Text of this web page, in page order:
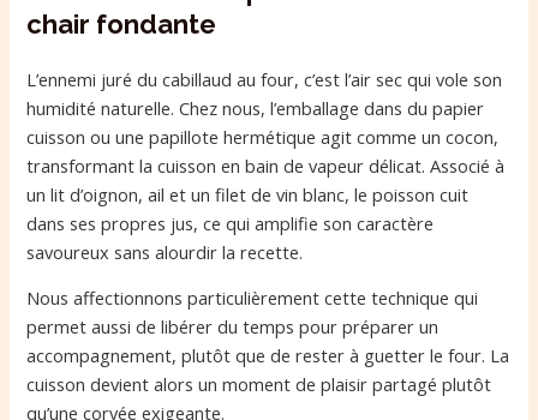
chair fondante
L’ennemi juré du cabillaud au four, c’est l’air sec qui vole son
humidité naturelle. Chez nous, l’emballage dans du papier
cuisson ou une papillote hermétique agit comme un cocon,
transformant la cuisson en bain de vapeur délicat. Associé à
un lit d’oignon, ail et un filet de vin blanc, le poisson cuit
dans ses propres jus, ce qui amplifie son caractère
savoureux sans alourdir la recette.
Nous affectionnons particulièrement cette technique qui
permet aussi de libérer du temps pour préparer un
accompagnement, plutôt que de rester à guetter le four. La
cuisson devient alors un moment de plaisir partagé plutôt
qu’une corvée exigeante.